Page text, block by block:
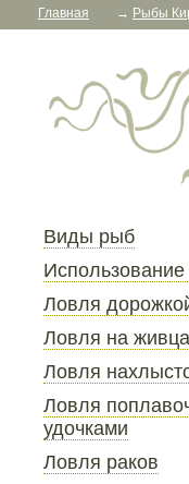
Главная → Рыбы
Виды рыб
Ловля
Ловля на живца
Ловля
Ловля
удочками
Ловля раков